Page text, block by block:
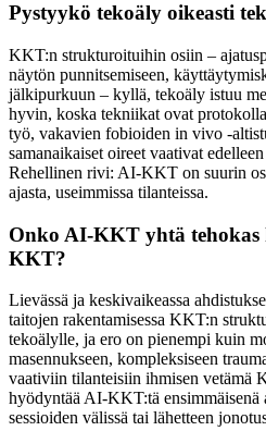
Pystyykö tekoäly oikeasti
KKT:n strukturoituihin osiin –
näytön punnitsemiseen,
jälkipurkuun – kyllä, tekoäly istuu
hyvin, koska tekniikat ovat
työ, vakavien fobioiden in vivo -
samanaikaiset oireet vaativat
Rehellinen rivi: AI-KKT on suurin
ajasta, useimmissa tilanteissa.
Onko AI-KKT yhtä tehokas
KKT?
Lievässä ja keskivaikeassa
taitojen rakentamisessa KKT:n
tekoälylle, ja ero on pienempi kuin
masennukseen, kompleksiseen
vaativiin tilanteisiin ihmisen vetämä
hyödyntää AI-KKT:tä ensimmäisenä
sessioiden välissä tai lähetteen